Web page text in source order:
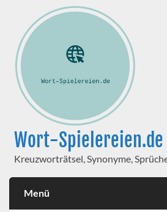
Wort-Spielereien.de
Kreuzworträtsel, Synonyme,
Menü